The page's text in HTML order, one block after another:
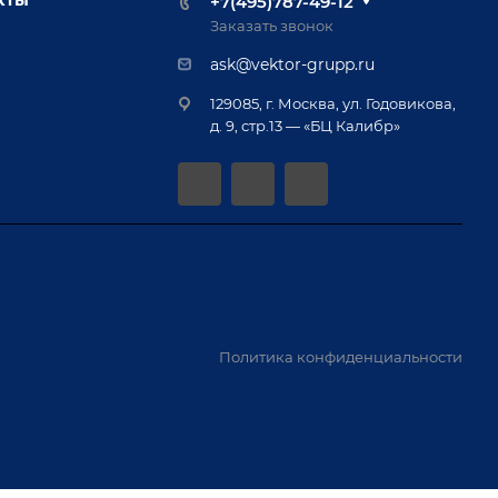
Заказать звонок
ask@vektor-grupp.ru
129085, г. Москва, ул. Годовикова,
д. 9, стр.13 — «БЦ Калибр»
Политика конфиденциальности